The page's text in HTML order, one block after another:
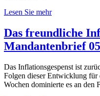
Lesen Sie mehr
Das freundliche
Mandantenbrief
Das Inflationsgespenst ist
Folgen dieser Entwicklung für
Wochen dominierte es an den